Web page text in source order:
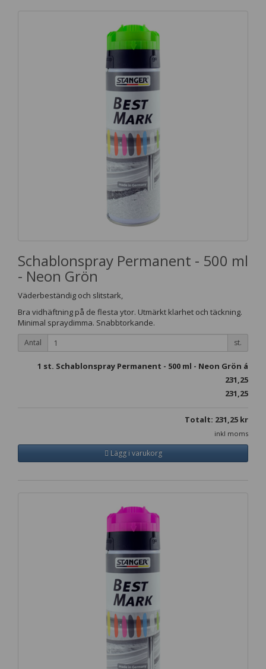
Schablonspray Permanent - 500 ml
- Neon Grön
Väderbeständig och slitstark,
Bra vidhäftning på de flesta ytor. Utmärkt klarhet och täckning.
Minimal spraydimma. Snabbtorkande.
Antal st.
1 st. Schablonspray Permanent - 500 ml - Neon Grön á
231,25
231,25
Totalt: 231,25 kr
inkl moms
Lägg i varukorg